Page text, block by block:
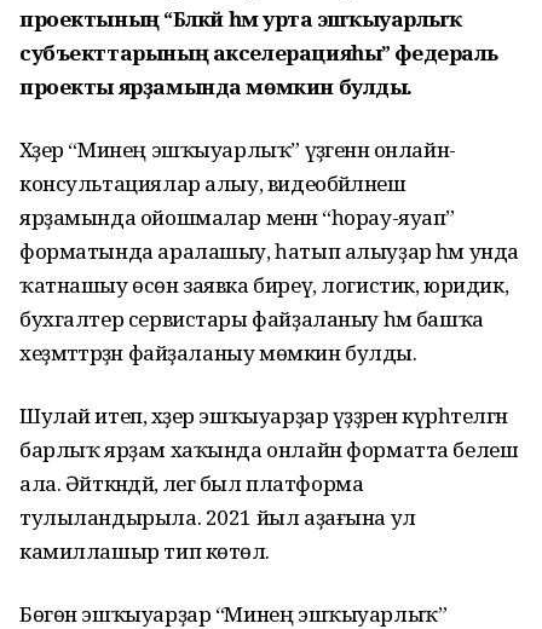
проектының “Бәләкәй һәм урта эшҡыуарлыҡ
субъекттарының акселерацияһы” федераль
проекты ярҙамында мөмкин булды.
Хәҙер “Минең эшҡыуарлыҡ” үҙәгенән онлайн-
консультациялар алыу, видеобәйләнеш
ярҙамында ойошмалар менән “һорау-яуап”
форматында аралашыу, һатып алыуҙар һәм унда
ҡатнашыу өсөн заявка биреү, логистик, юридик,
бухгалтер сервистары файҙаланыу һәм башҡа
хеҙмәттәрҙән файҙаланыу мөмкин булды.
Шулай итеп, хәҙер эшҡыуарҙар үҙҙәренә күрһәтелгән
барлыҡ ярҙам хаҡында онлайн форматта белешә
ала. Әйткәндәй, әлегә был платформа
тулыландырыла. 2021 йыл аҙағына ул
камиллашыр тип көтөлә.
Бөгөн эшҡыуарҙар “Минең эшҡыуарлыҡ”